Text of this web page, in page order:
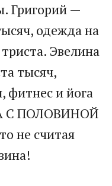
Григорий —
одежда на
Эвелина
тысяч,
фитнес и йога
С ПОЛОВИНОЙ
не считая